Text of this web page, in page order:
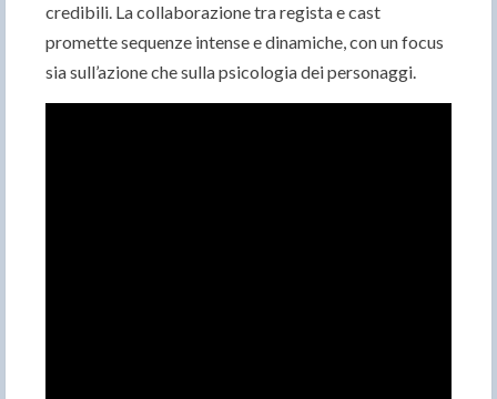
credibili. La collaborazione tra regista e cast
promette sequenze intense e dinamiche, con un focus
sia sull’azione che sulla psicologia dei personaggi.